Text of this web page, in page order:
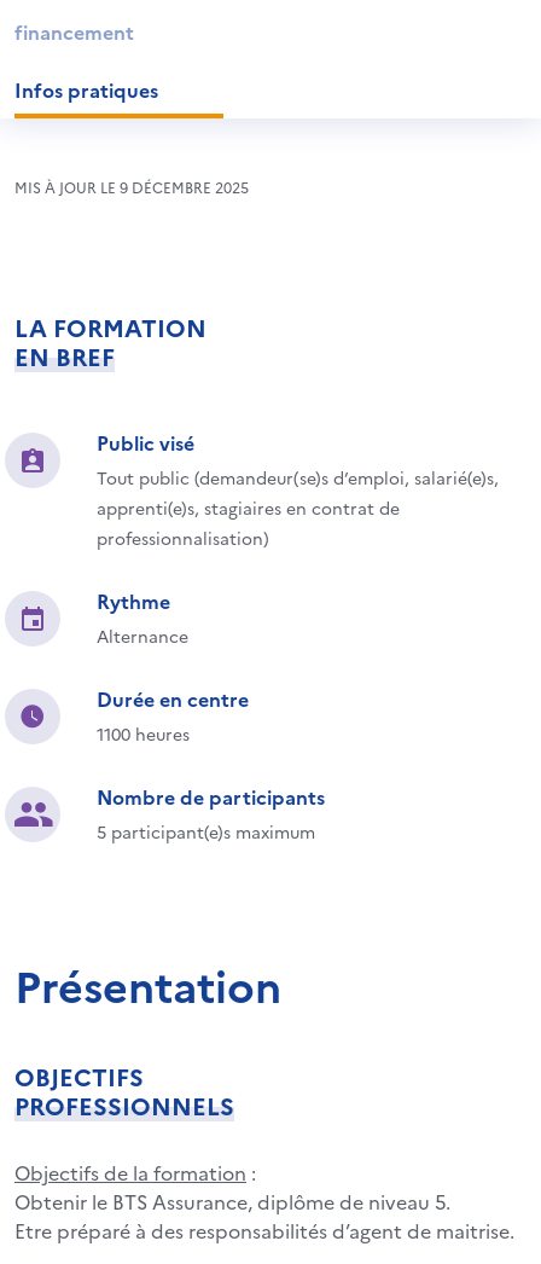
financement
Infos pratiques
MIS À JOUR LE 9 DÉCEMBRE 2025
LA FORMATION
EN BREF
Public visé
Tout public (demandeur(se)s d’emploi, salarié(e)s,
apprenti(e)s, stagiaires en contrat de
professionnalisation)
Rythme
Alternance
Durée en centre
1100 heures
Nombre de participants
5 participant(e)s maximum
Présentation
OBJECTIFS
PROFESSIONNELS
Objectifs de la formation :
Obtenir le BTS Assurance, diplôme de niveau 5.
Etre préparé à des responsabilités d’agent de maitrise.